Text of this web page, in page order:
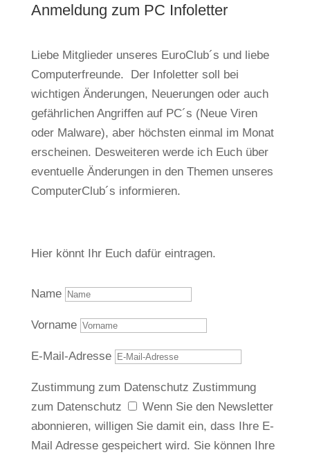
Anmeldung zum PC Infoletter
Liebe Mitglieder unseres EuroClub´s und liebe
Computerfreunde. Der Infoletter soll bei
wichtigen Änderungen, Neuerungen oder auch
gefährlichen Angriffen auf PC´s (Neue Viren
oder Malware), aber höchsten einmal im Monat
erscheinen. Desweiteren werde ich Euch über
eventuelle Änderungen in den Themen unseres
ComputerClub´s informieren.
Hier könnt Ihr Euch dafür eintragen.
Name
Vorname
E-Mail-Adresse
Zustimmung zum Datenschutz Zustimmung
zum Datenschutz
Wenn Sie den Newsletter
abonnieren, willigen Sie damit ein, dass Ihre E-
Mail Adresse gespeichert wird. Sie können Ihre